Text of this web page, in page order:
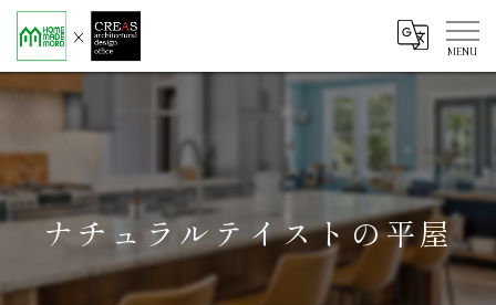
ナチュラルテイストの平屋